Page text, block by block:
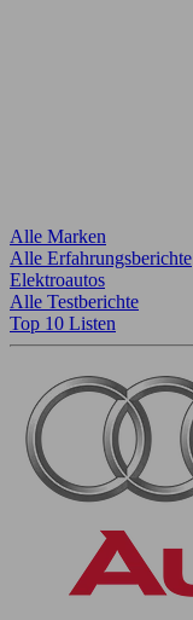
Alle Marken
Alle Erfahrungsberichte
Elektroautos
Alle Testberichte
Top 10 Listen